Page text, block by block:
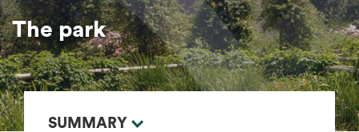
The park
SUMMARY